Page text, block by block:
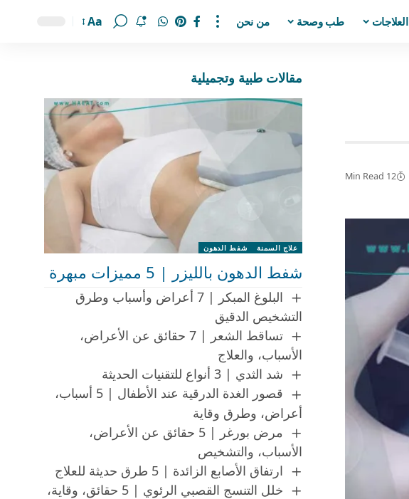
العلاجات طب وصحة من نحن Aa
12 Min Read
مقالات طبية وتجميلية
علاج السمنة شفط الدهون
شفط الدهون بالليزر | 5 مميزات مبهرة
البلوغ المبكر | 7 أعراض وأسباب وطرق
التشخيص الدقيق
تساقط الشعر | 7 حقائق عن الأعراض،
الأسباب، والعلاج
شد الثدي | 3 أنواع للتقنيات الحديثة
قصور الغدة الدرقية عند الأطفال | 5 أسباب،
أعراض، وطرق وقاية
مرض بورغر | 5 حقائق عن الأعراض،
الأسباب، والتشخيص
ارتفاق الأصابع الزائدة | 5 طرق حديثة للعلاج
خلل التنسج القصبي الرئوي | 5 حقائق، وقاية،